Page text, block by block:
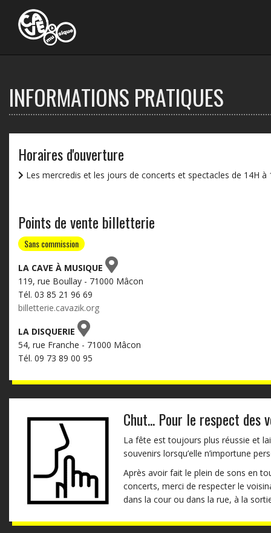
INFORMATIONS PRATIQUES
Horaires d'ouverture
Les mercredis et les jours de concerts et spectacles de 14H à
Points de vente billetterie
Sans commission
LA CAVE À MUSIQUE
119, rue Boullay - 71000 Mâcon
Tél. 03 85 21 96 69
billetterie.cavazik.org
LA DISQUERIE
54, rue Franche - 71000 Mâcon
Tél. 09 73 89 00 95
Chut... Pour le respect des
La fête est toujours plus réussie et
souvenirs lorsqu’elle n’importune
Après avoir fait le plein de sons en
concerts, merci de respecter le
dans la cour ou dans la rue, à la